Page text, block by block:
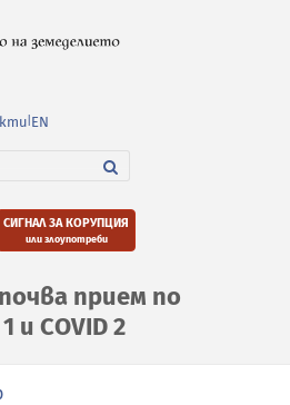
EN
СИГНАЛ ЗА КОРУПЦИЯ
или злоупотреби
прием по
и COVID 2